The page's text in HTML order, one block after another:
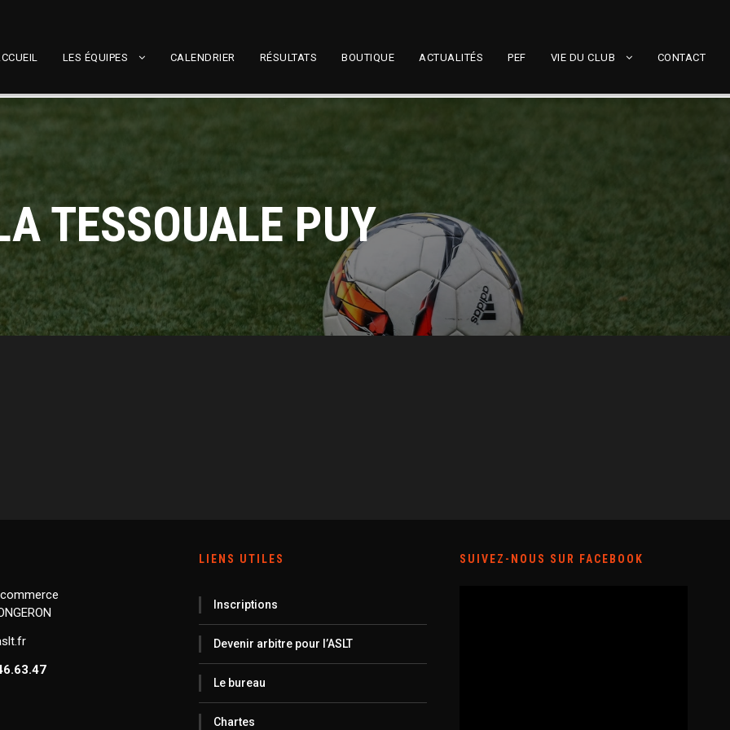
LES ÉQUIPES CALENDRIER RÉSULTATS BOUTIQUE ACTUALITÉS PEF VIE DU CLUB CONTACT
TESSOUALE PUY
LIENS UTILES
Inscriptions
Devenir arbitre pour l’ASLT
Le bureau
Chartes
SUIVEZ-NOUS SUR FACEBOOK